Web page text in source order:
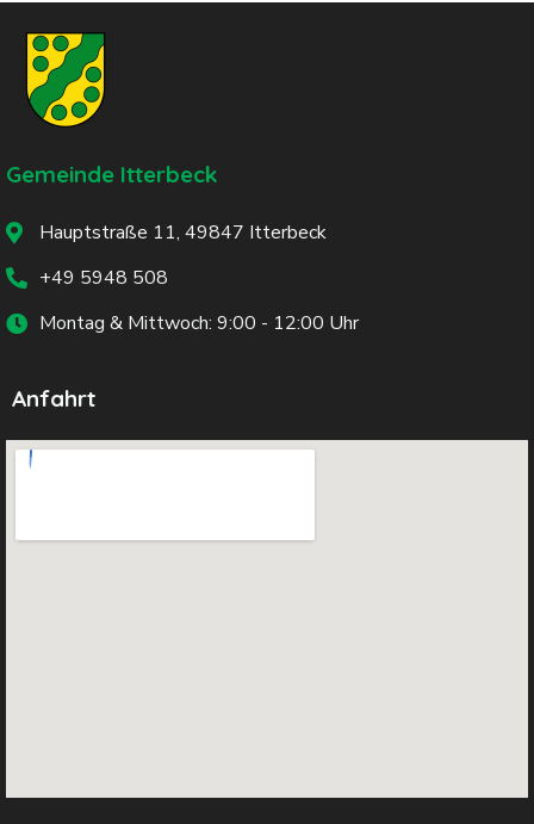
Gemeinde Itterbeck
Hauptstraße 11, 49847 Itterbeck
+49 5948 508
Montag & Mittwoch: 9:00 - 12:00 Uhr
Anfahrt